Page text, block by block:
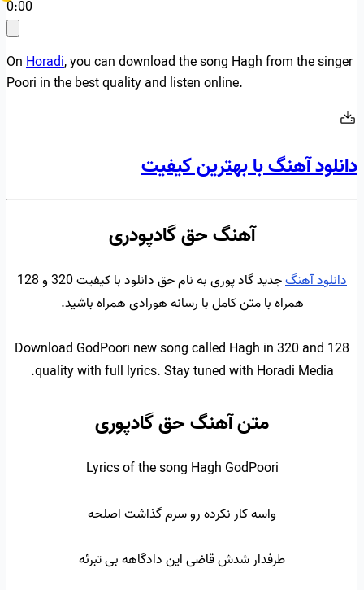
0:00
OnHoradi, you can download the song Hagh from the singer
Poori in the best quality and listen online.
دانلود آهنگ با بهترین کیفیت
آهنگ حق گادپودری
دانلود آهنگ
جدید گاد پوری به نام حق دانلود با کیفیت 320 و 128
همراه با متن کامل با رسانه هورادی همراه باشید.
Download GodPoori new song called Hagh in 320 and 128
quality with full lyrics. Stay tuned with Horadi Media.
متن آهنگ حق گادپوری
Lyrics of the song Hagh GodPoori
واسه کار نکرده رو سرم گذاشت اصلحه
طرفدار شدش قاضی این دادگاهه بی تبرئه